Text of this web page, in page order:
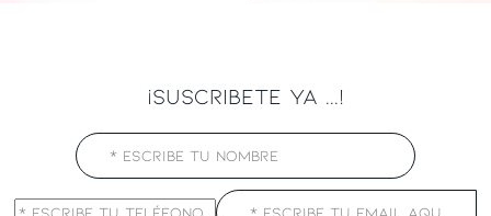
¡SUSCRIBETE YA ...!